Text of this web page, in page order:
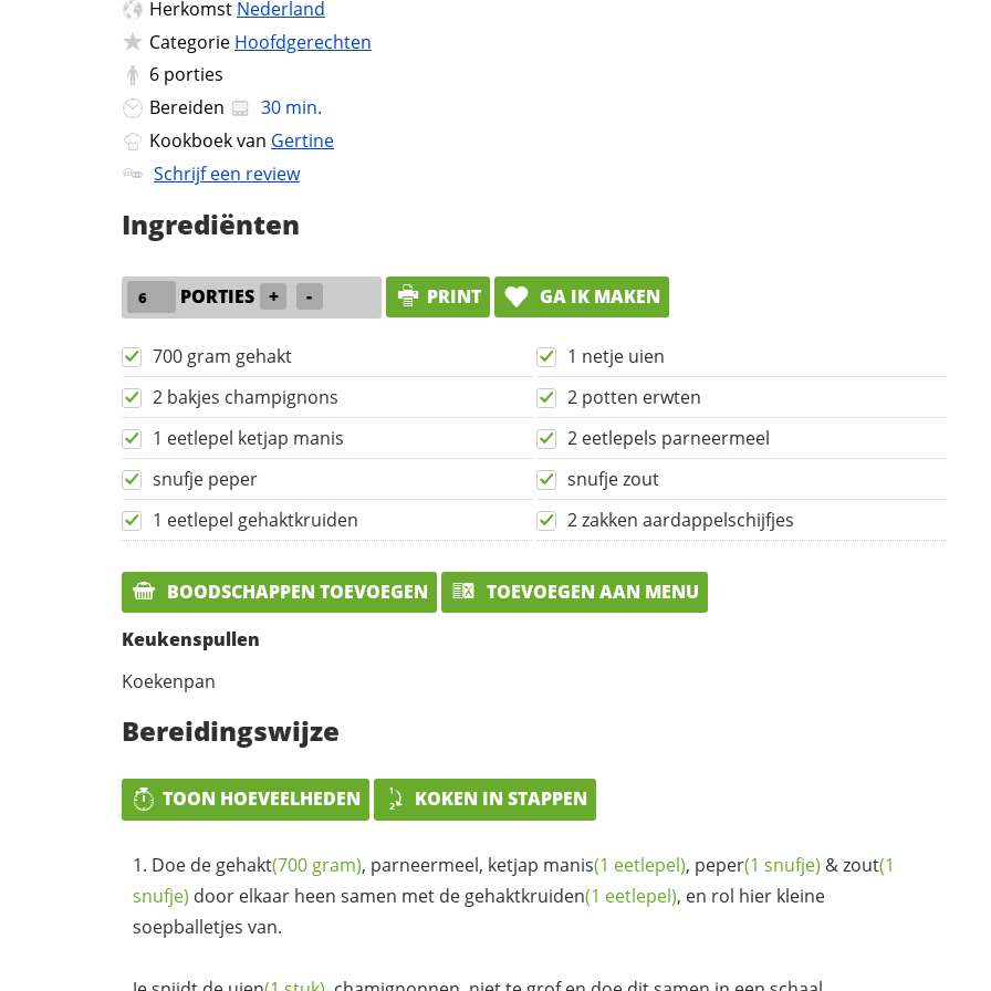
Herkomst Nederland
Categorie Hoofdgerechten
6 porties
Bereiden
30 min.
Kookboek van Gertine
Schrijf een review
Ingrediënten
PORTIES + - PRINT GA IK MAKEN
700 gram gehakt
1 netje uien
2 bakjes champignons
2 potten erwten
1 eetlepel ketjap manis
2 eetlepels parneermeel
snufje peper
snufje zout
1 eetlepel gehaktkruiden
2 zakken aardappelschijfjes
BOODSCHAPPEN TOEVOEGEN
TOEVOEGEN AAN MENU
Keukenspullen
Koekenpan
Bereidingswijze
TOON HOEVEELHEDEN KOKEN IN STAPPEN
Doe de gehakt(700 gram), parneermeel, ketjap manis(1 eetlepel), peper(1 snufje) &zout(1
snufje) door elkaar heen samen met de gehaktkruiden(1 eetlepel), en rol hier kleine
soepballetjes van.